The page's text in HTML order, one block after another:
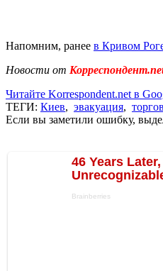
Напомним, ранее в Кривом
Новости от
Читайте Korrespondent.net в
ТЕГИ: Киев, эвакуация,
Если вы заметили ошибку,